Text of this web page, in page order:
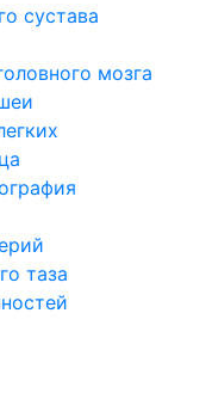
сустава
мозга
таза